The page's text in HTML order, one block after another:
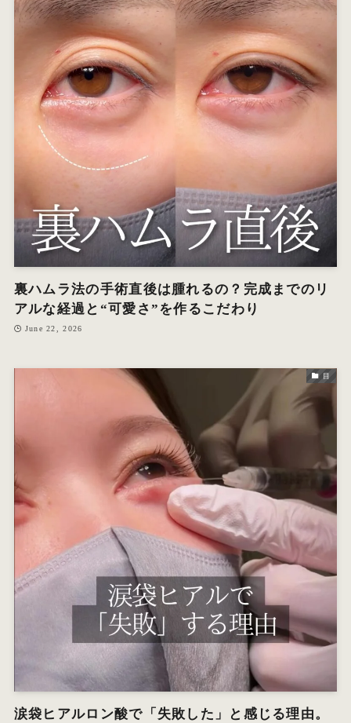
裏ハムラ法の手術直後は腫れるの？完成までのリ
アルな経過と“可愛さ”を作るこだわり
June 22, 2026
目
涙袋ヒアルロン酸で「失敗した」と感じる理由。